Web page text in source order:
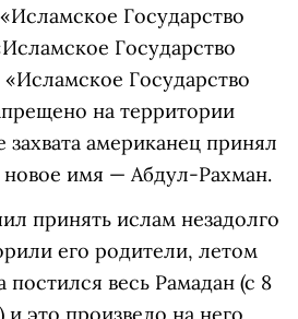
Государство
Государство
Государство
на территории
захвата американец принял
новое имя — Абдул-Рахман.
принять ислам незадолго
его родители, летом
постился весь Рамадан (с 8